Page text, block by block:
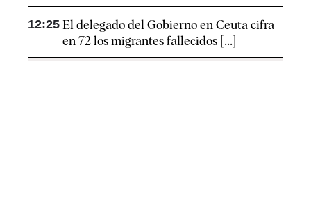
12:25 El delegado del Gobierno en Ceuta cifra
en 72 los migrantes fallecidos [...]